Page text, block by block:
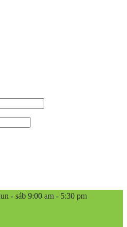
- sáb 9:00 am - 5:30 pm